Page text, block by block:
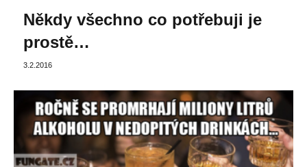
Někdy všechno co potřebuji je
prostě…
3.2.2016